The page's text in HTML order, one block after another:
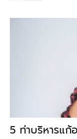
5 ท่าบริหารแก้